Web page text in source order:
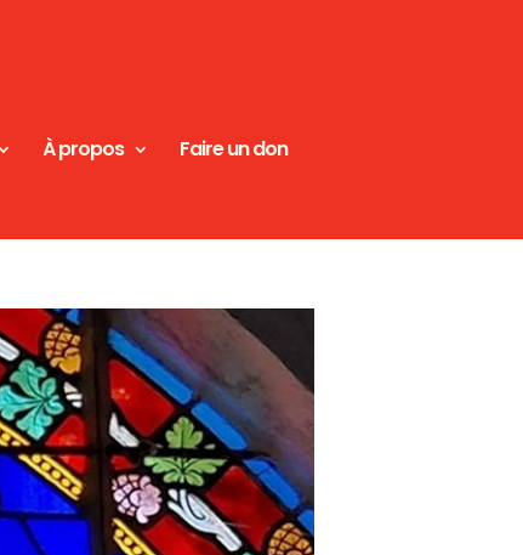
À propos Faire un don